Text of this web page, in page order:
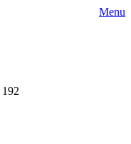
Menu
192